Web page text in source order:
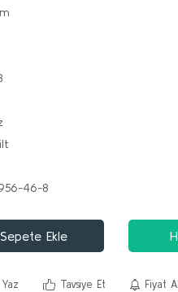
46-8
Sepete Ekle
Tavsiye Et Fiyat